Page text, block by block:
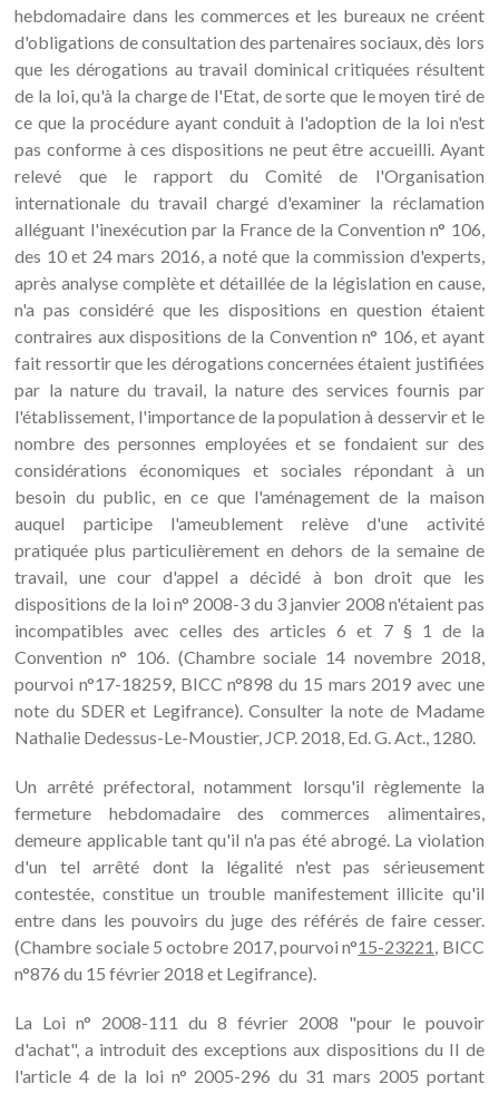
hebdomadaire dans les commerces et les bureaux ne créent
d'obligations de consultation des partenaires sociaux, dès lors
que les dérogations au travail dominical critiquées résultent
de la loi, qu'à la charge de l'Etat, de sorte que le moyen tiré de
ce que la procédure ayant conduit à l'adoption de la loi n'est
pas conforme à ces dispositions ne peut être accueilli. Ayant
relevé que le rapport du Comité de l'Organisation
internationale du travail chargé d'examiner la réclamation
alléguant l'inexécution par la France de la Convention n° 106,
des 10 et 24 mars 2016, a noté que la commission d'experts,
après analyse complète et détaillée de la législation en cause,
n'a pas considéré que les dispositions en question étaient
contraires aux dispositions de la Convention n° 106, et ayant
fait ressortir que les dérogations concernées étaient justifiées
par la nature du travail, la nature des services fournis par
l'établissement, l'importance de la population à desservir et le
nombre des personnes employées et se fondaient sur des
considérations économiques et sociales répondant à un
besoin du public, en ce que l'aménagement de la maison
auquel participe l'ameublement relève d'une activité
pratiquée plus particulièrement en dehors de la semaine de
travail, une cour d'appel a décidé à bon droit que les
dispositions de la loi n° 2008-3 du 3 janvier 2008 n'étaient pas
incompatibles avec celles des articles 6 et 7 § 1 de la
Convention n° 106. (Chambre sociale 14 novembre 2018,
pourvoi n°17-18259, BICC n°898 du 15 mars 2019 avec une
note du SDER et Legifrance). Consulter la note de Madame
Nathalie Dedessus-Le-Moustier, JCP. 2018, Ed. G. Act., 1280.
Un arrêté préfectoral, notamment lorsqu'il règlemente la
fermeture hebdomadaire des commerces alimentaires,
demeure applicable tant qu'il n'a pas été abrogé. La violation
d'un tel arrêté dont la légalité n'est pas sérieusement
contestée, constitue un trouble manifestement illicite qu'il
entre dans les pouvoirs du juge des référés de faire cesser.
(Chambre sociale 5 octobre 2017, pourvoi n°15-23221, BICC
n°876 du 15 février 2018 et Legifrance).
La Loi n° 2008-111 du 8 février 2008 "pour le pouvoir
d'achat", a introduit des exceptions aux dispositions du II de
l'article 4 de la loi n° 2005-296 du 31 mars 2005 portant